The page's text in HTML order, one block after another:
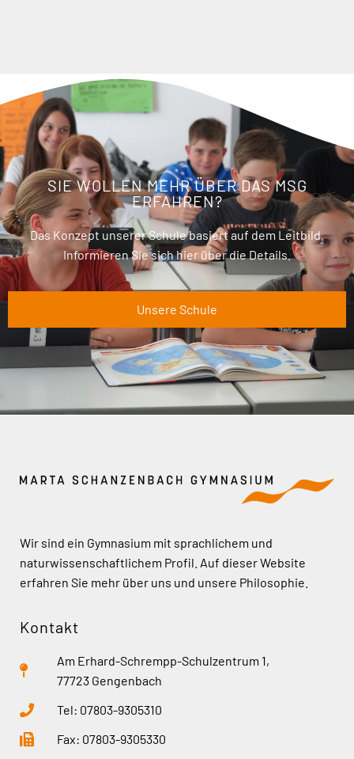
SIE WOLLEN MEHR ÜBER DAS MSG
ERFAHREN?
Das Konzept unserer Schule basiert auf dem Leitbild.
Informieren Sie sich hier über die Details.
Unsere Schule
Wir sind ein Gymnasium mit sprachlichem und
naturwissenschaftlichem Profil. Auf dieser Website
erfahren Sie mehr über uns und unsere Philosophie.
Kontakt
Am Erhard-Schrempp-Schulzentrum 1,
77723 Gengenbach
Tel: 07803-9305310
Fax: 07803-9305330